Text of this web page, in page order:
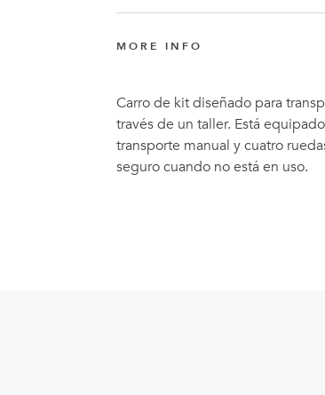
MORE INFO
Carro de kit diseñado para
través de un taller. Está
transporte manual y cuatro
seguro cuando no está en uso.